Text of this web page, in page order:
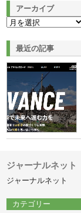
アーカイブ
最近の記事
ジャーナルネット
ジャーナルネット
カテゴリー